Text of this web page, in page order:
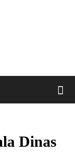
Dinas